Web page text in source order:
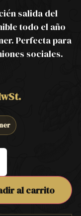
salida del
todo el año
Perfecta para
sociales.
al carrito